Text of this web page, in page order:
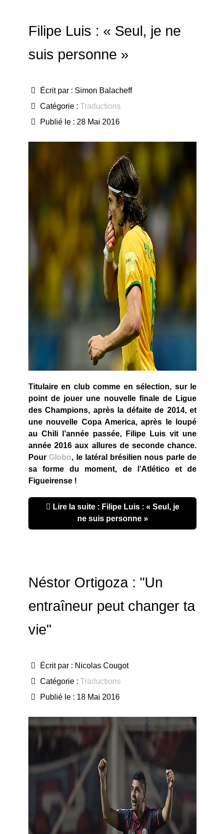
Filipe Luis : « Seul, je ne
suis personne »
Écrit par : Simon Balacheff
Catégorie : Traductions
Publié le : 28 Mai 2016
Titulaire en club comme en sélection, sur le
point de jouer une nouvelle finale de Ligue
des Champions, après la défaite de 2014, et
une nouvelle Copa America, après le loupé
au Chili l’année passée, Filipe Luis vit une
année 2016 aux allures de seconde chance.
PourGlobo, le latéral brésilien nous parle de
sa forme du moment, de l’Atlético et de
Figueirense !
Lire la suite : Filipe Luis : « Seul, je
ne suis personne »
Néstor Ortigoza : "Un
entraîneur peut changer ta
vie"
Écrit par : Nicolas Cougot
Catégorie : Traductions
Publié le : 18 Mai 2016